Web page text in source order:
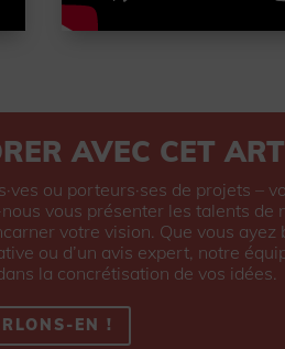
AVEC CET
ou porteurs·ses de projets –
vous présenter les talents de
votre vision. Que vous ayez
ou d’un avis expert, notre
la concrétisation de vos idées.
EN !